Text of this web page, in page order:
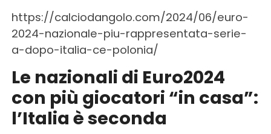
https://calciodangolo.com/2024/06/euro-
2024-nazionale-piu-rappresentata-serie-
a-dopo-italia-ce-polonia/
Le nazionali di Euro2024
con più giocatori “in casa”:
l’Italia è seconda